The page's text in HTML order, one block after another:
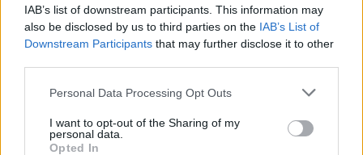
IAB’s list of downstream participants. This information may
also be disclosed by us to third parties on the IAB’s List of
Downstream Participants that may further disclose it to other
Personal Data Processing Opt Outs
I want to opt-out of the Sharing of my
personal data.
Opted In